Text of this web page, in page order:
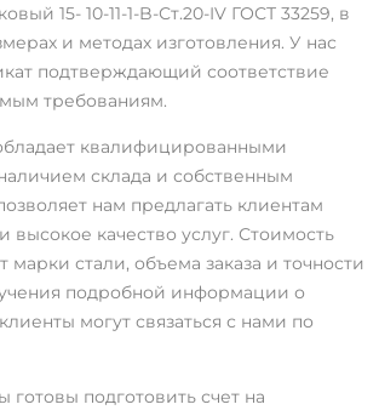
15- 10-11-1-B-Ст.20-IV ГОСТ 33259, в
и методах изготовления. У нас
подтверждающий соответствие
требованиям.
квалифицированными
склада и собственным
нам предлагать клиентам
высокое качество услуг. Стоимость
марки стали, объема заказа и точности
подробной информации о
могут связаться с нами по
подготовить счет на